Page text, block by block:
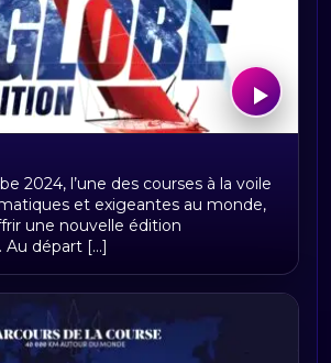
2024 : Tout savoir sur la
40 skippers engagés
2024, l’une des courses à la voile
et exigeantes au monde,
une nouvelle édition
départ [...]